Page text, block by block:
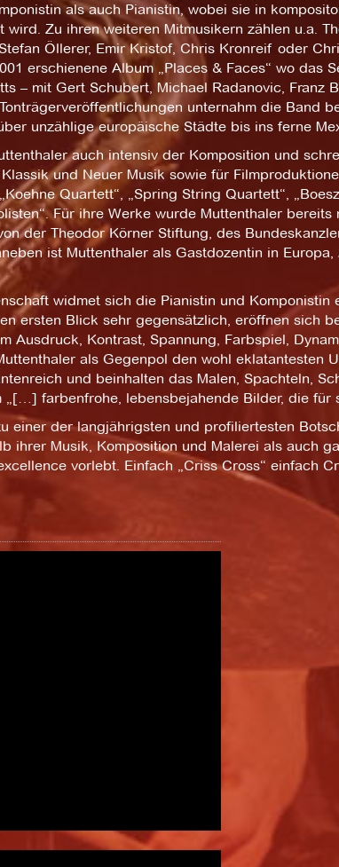
als auch Pianistin, wobei sie in
Zu ihren weiteren Mitmusikern zählen u.a.
Öllerer, Emir Kristof, Chris Kronreif oder
erschienene Album „Places & Faces“ wo das
– mit Gert Schubert, Michael Radanovic, Franz
unternahm die Band
unzählige europäische Städte bis ins ferne
auch intensiv der Komposition und
und Neuer Musik sowie für
Quartett“, „Spring String Quartett“,
Für ihre Werke wurde Muttenthaler bereits
der Theodor Körner Stiftung, des
ist Muttenthaler als Gastdozentin in
widmet sich die Pianistin und Komponistin
ersten Blick sehr gegensätzlich, eröffnen sich
Ausdruck, Kontrast, Spannung, Farbspiel,
als Gegenpol den wohl eklatantesten
und beinhalten das Malen, Spachteln,
farbenfrohe, lebensbejahende Bilder, die für
einer der langjährigsten und profiliertesten
ihrer Musik, Komposition und Malerei als auch
vorlebt. Einfach „Criss Cross“ einfach